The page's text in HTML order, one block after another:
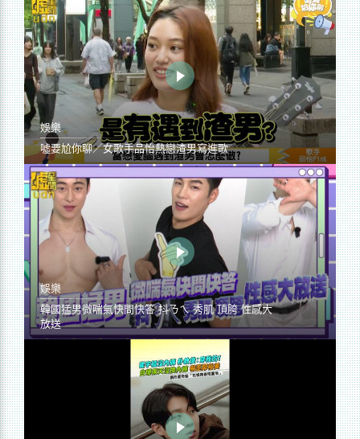
娛樂
噓要尬你聊／女歌手品怡熱戀渣男寫進歌
娛樂
韓國猛男微喘氣快問快答 抖ㄋㄟ 秀肌 頂胯 性感大
放送